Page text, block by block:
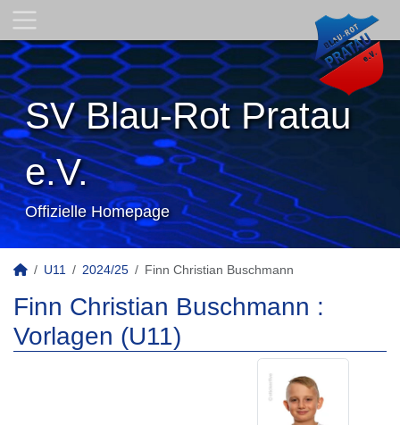
SV Blau-Rot Pratau
e.V.
Offizielle Homepage
U11 2024/25 Finn Christian Buschmann
Finn Christian Buschmann :
Vorlagen (U11)